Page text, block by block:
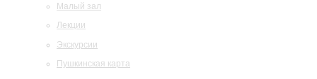
Малый зал
Лекции
Экскурсии
Пушкинская карта